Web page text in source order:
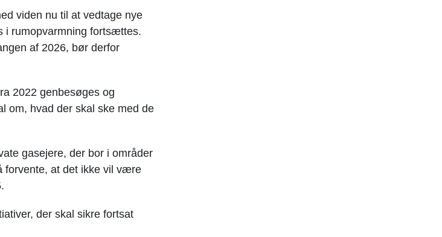
viden nu til at vedtage nye
i rumopvarmning fortsættes.
af 2026, bør derfor
2022 genbesøges og
om, hvad der skal ske med de
gasejere, der bor i områder
forvente, at det ikke vil være
der skal sikre fortsat